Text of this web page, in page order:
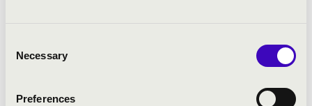
Selection
Necessary
Preferences